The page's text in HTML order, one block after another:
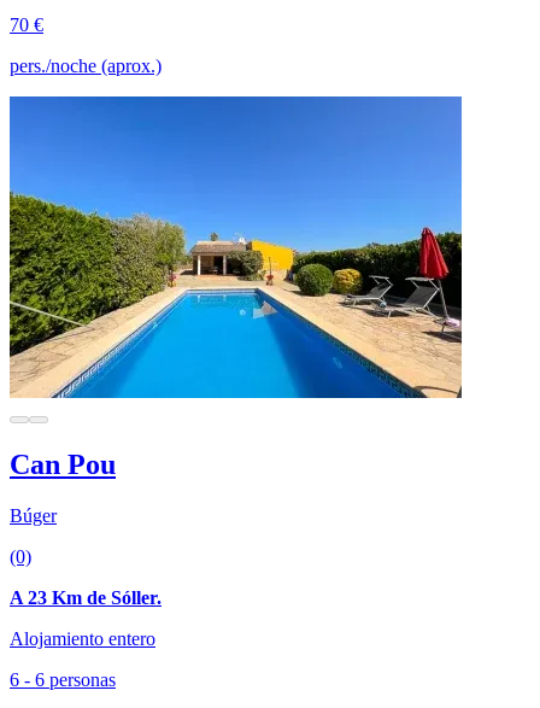
70 €
pers./noche (aprox.)
Can Pou
Búger
(0)
A 23 Km de Sóller.
Alojamiento entero
6 - 6 personas